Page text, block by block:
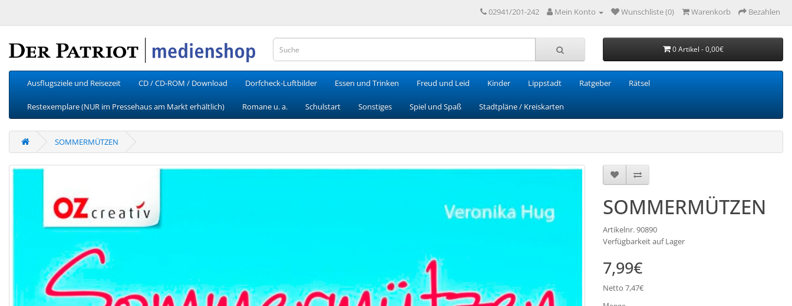
02941/201-242 Mein Konto Wunschliste (0) Warenkorb Bezahlen
0 Artikel - 0,00€
Ausflugsziele und Reisezeit CD / CD-ROM / Download Dorfcheck-Luftbilder Essen und Trinken Freud und Leid Kinder Lippstadt Ratgeber Rätsel
Restexemplare (NUR im Pressehaus am Markt erhältlich) Romane u. a. Schulstart Sonstiges Spiel und Spaß Stadtpläne / Kreiskarten
SOMMERMÜTZEN
SOMMERMÜTZEN
Artikelnr. 90890
Verfügbarkeit auf Lager
7,99€
Netto 7,47€